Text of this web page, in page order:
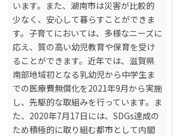
います。また、湖南市は災害が比較的
少なく、安心して暮らすことができま
す。子育てにおいては、多様なニーズに
応え、質の高い幼児教育や保育を受け
ることができます。近年では、滋賀県
南部地域初となる乳幼児から中学生ま
での医療費無償化を2021年9月から実施
し、先駆的な取組みを行っています。ま
た、2020年7月17日には、SDGs達成の
ため積極的に取り組む都市として内閣